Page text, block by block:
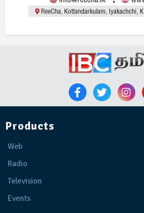
Products
Web
Radio
Television
Events